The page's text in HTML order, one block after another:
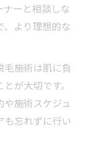
ナーと相談しな
、より理想的な
施術は肌に負
が大切です。
施術スケジュ
も忘れずに行い